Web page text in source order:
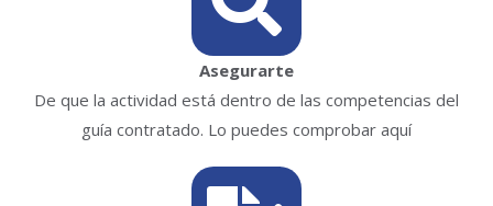
Asegurarte
De que la actividad está dentro de las competencias del
guía contratado. Lo puedes comprobar aquí